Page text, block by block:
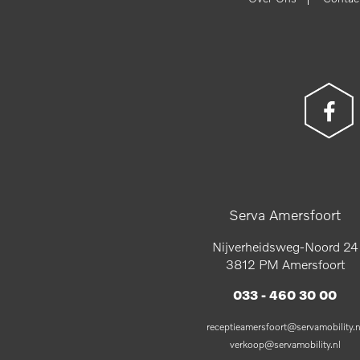
Serva Amersfoort
Nijverheidsweg-Noord 24
3812 PM Amersfoort
033 - 460 30 00
verkoop@servamobility.nl